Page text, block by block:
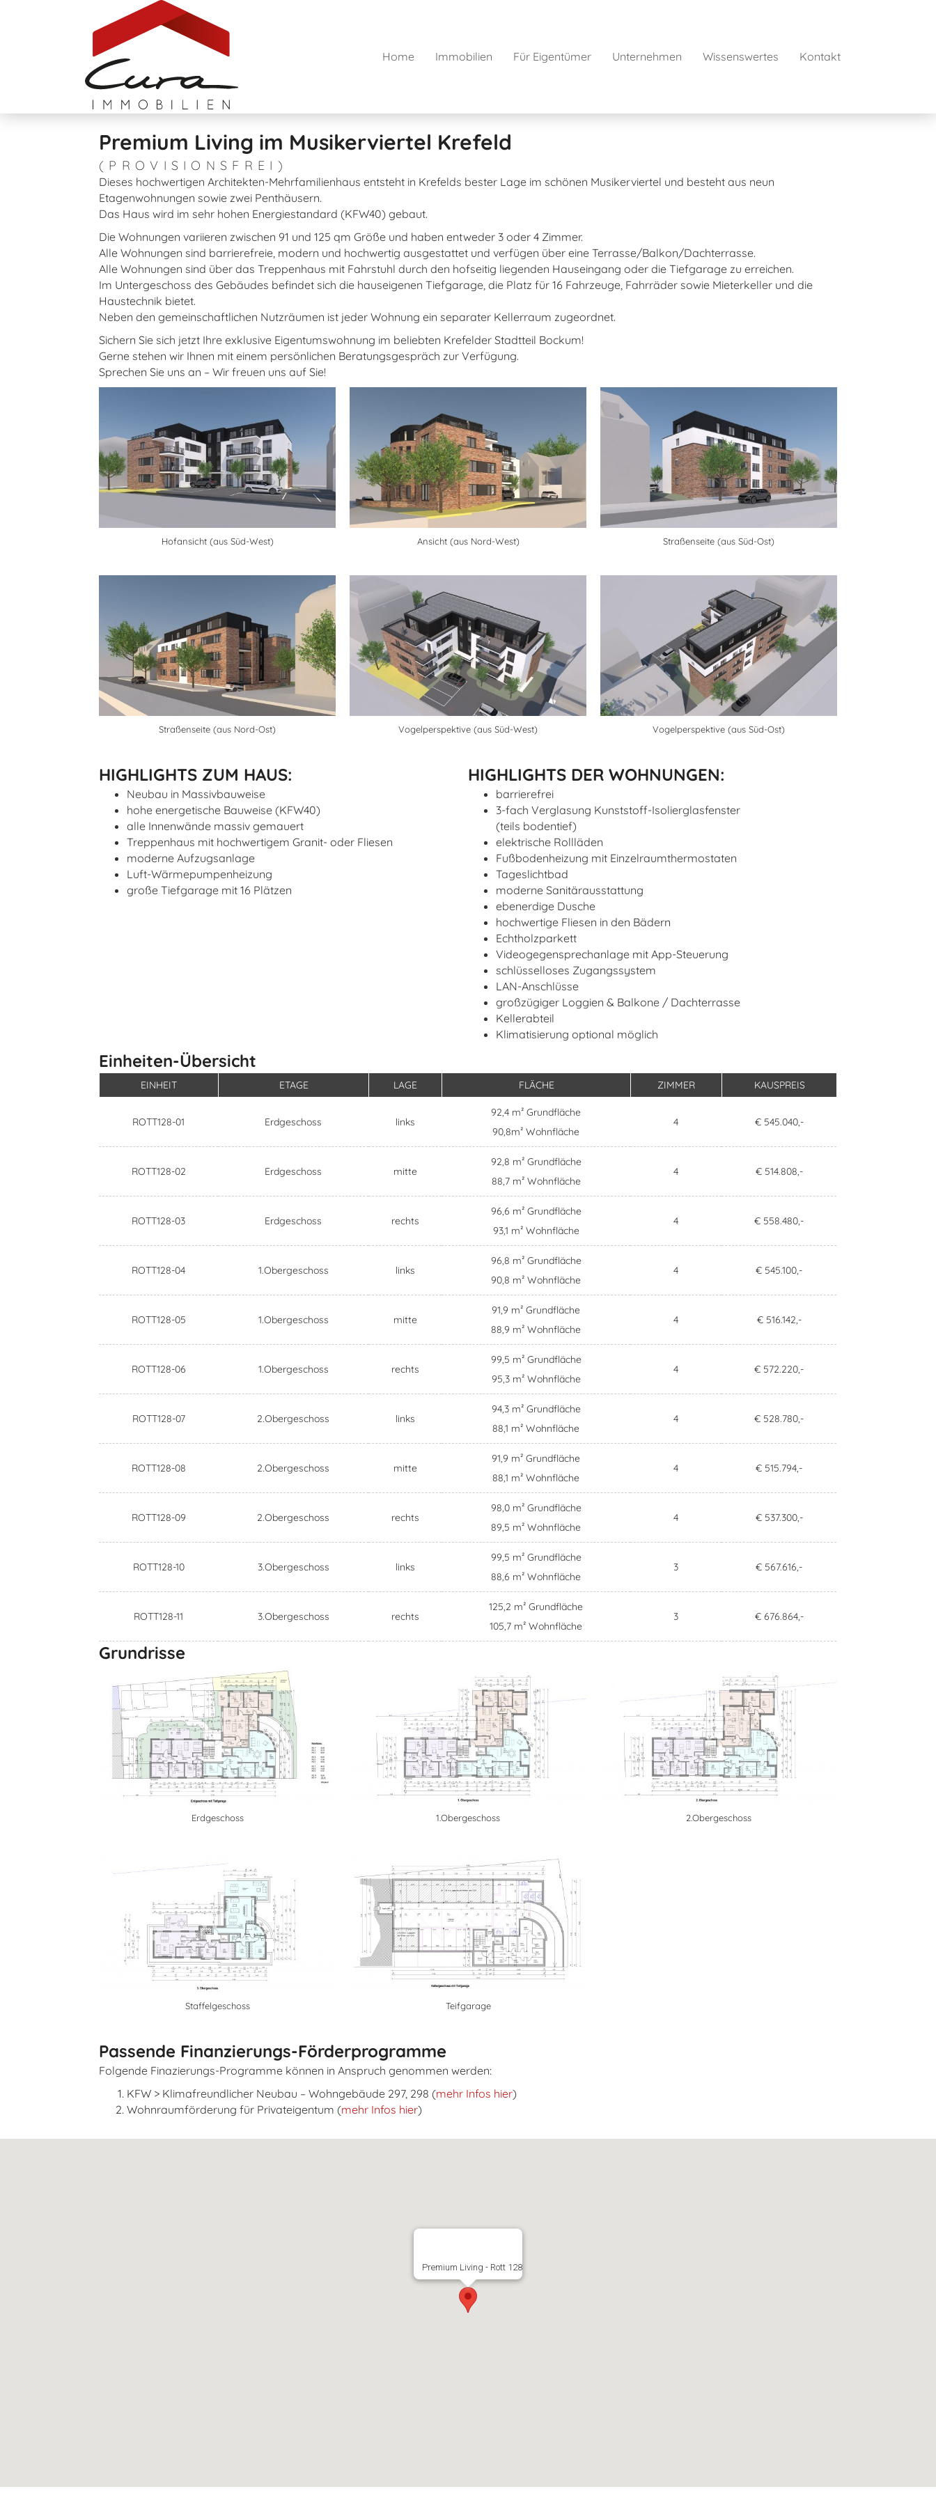
Home Immobilien Für Eigentümer Unternehmen Wissenswertes Kontakt
Premium Living im Musikerviertel Krefeld
(PROVISIONSFREI)
Dieses hochwertigen Architekten-Mehrfamilienhaus entsteht in Krefelds bester Lage im schönen Musikerviertel und besteht aus neun
Etagenwohnungen sowie zwei Penthäusern.
Das Haus wird im sehr hohen Energiestandard (KFW40) gebaut.
Die Wohnungen variieren zwischen 91 und 125 qm Größe und haben entweder 3 oder 4 Zimmer.
Alle Wohnungen sind barrierefreie, modern und hochwertig ausgestattet und verfügen über eine Terrasse/Balkon/Dachterrasse.
Alle Wohnungen sind über das Treppenhaus mit Fahrstuhl durch den hofseitig liegenden Hauseingang oder die Tiefgarage zu erreichen.
Im Untergeschoss des Gebäudes befindet sich die hauseigenen Tiefgarage, die Platz für 16 Fahrzeuge, Fahrräder sowie Mieterkeller und die
Haustechnik bietet.
Neben den gemeinschaftlichen Nutzräumen ist jeder Wohnung ein separater Kellerraum zugeordnet.
Sichern Sie sich jetzt Ihre exklusive Eigentumswohnung im beliebten Krefelder Stadtteil Bockum!
Gerne stehen wir Ihnen mit einem persönlichen Beratungsgespräch zur Verfügung.
Sprechen Sie uns an – Wir freuen uns auf Sie!
Hofansicht (aus Süd-West)
Straßenseite (aus Nord-Ost)
Ansicht (aus Nord-West)
Vogelperspektive (aus Süd-West)
Straßenseite (aus Süd-Ost)
Vogelperspektive (aus Süd-Ost)
HIGHLIGHTS ZUM HAUS:
Neubau in Massivbauweise
hohe energetische Bauweise (KFW40)
alle Innenwände massiv gemauert
Treppenhaus mit hochwertigem Granit- oder Fliesen
moderne Aufzugsanlage
Luft-Wärmepumpenheizung
große Tiefgarage mit 16 Plätzen
HIGHLIGHTS DER WOHNUNGEN:
barrierefrei
3-fach Verglasung Kunststoff-Isolierglasfenster
(teils bodentief)
elektrische Rollläden
Fußbodenheizung mit Einzelraumthermostaten
Tageslichtbad
moderne Sanitärausstattung
ebenerdige Dusche
hochwertige Fliesen in den Bädern
Echtholzparkett
Videogegensprechanlage mit App-Steuerung
schlüsselloses Zugangssystem
LAN-Anschlüsse
großzügiger Loggien & Balkone / Dachterrasse
Kellerabteil
Klimatisierung optional möglich
Einheiten-Übersicht
EINHEIT ETAGE LAGE FLÄCHE ZIMMER KAUSPREIS
ROTT128-01 Erdgeschoss links
92,4 m² Grundfläche
90,8m² Wohnfläche
4 € 545.040,-
ROTT128-02 Erdgeschoss mitte
92,8 m² Grundfläche
88,7 m² Wohnfläche
4 € 514.808,-
ROTT128-03 Erdgeschoss rechts
96,6 m² Grundfläche
93,1 m² Wohnfläche
4 € 558.480,-
ROTT128-04 1.Obergeschoss links
96,8 m² Grundfläche
90,8 m² Wohnfläche
4 € 545.100,-
ROTT128-05 1.Obergeschoss mitte
91,9 m² Grundfläche
88,9 m² Wohnfläche
4 € 516.142,-
ROTT128-06 1.Obergeschoss rechts
99,5 m² Grundfläche
95,3 m² Wohnfläche
4 € 572.220,-
ROTT128-07 2.Obergeschoss links
94,3 m² Grundfläche
88,1 m² Wohnfläche
4 € 528.780,-
ROTT128-08 2.Obergeschoss mitte
91,9 m² Grundfläche
88,1 m² Wohnfläche
4 € 515.794,-
ROTT128-09 2.Obergeschoss rechts
98,0 m² Grundfläche
89,5 m² Wohnfläche
4 € 537.300,-
ROTT128-10 3.Obergeschoss links
99,5 m² Grundfläche
88,6 m² Wohnfläche
3 € 567.616,-
ROTT128-11 3.Obergeschoss rechts
125,2 m² Grundfläche
105,7 m² Wohnfläche
3 € 676.864,-
Grundrisse
Erdgeschoss
Staffelgeschoss
1.Obergeschoss
Teifgarage
2.Obergeschoss
Passende Finanzierungs-Förderprogramme
Folgende Finazierungs-Programme können in Anspruch genommen werden:
KFW > Klimafreundlicher Neubau – Wohngebäude 297, 298 (mehr Infos hier)
Wohnraumförderung für Privateigentum (mehr Infos hier)
Premium Living - Rott 128